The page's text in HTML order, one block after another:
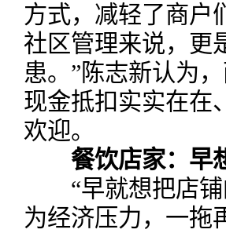
方式，减轻了商户
社区管理来说，更
患。”陈志新认为
现金抵扣实实在在
欢迎。
餐饮店家：早
“早就想把店铺
为经济压力，一拖